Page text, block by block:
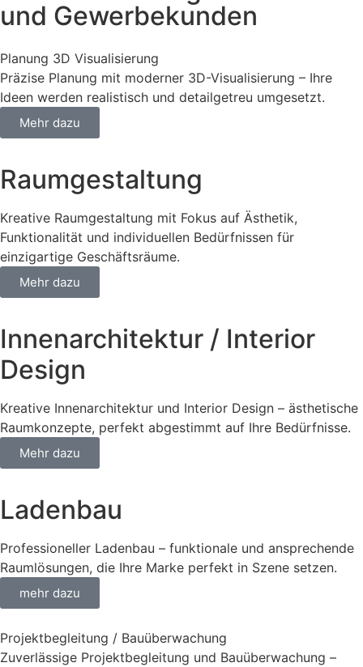
und Gewerbekunden
Planung 3D Visualisierung
Präzise Planung mit moderner 3D-Visualisierung – Ihre
Ideen werden realistisch und detailgetreu umgesetzt.
Mehr dazu
Raumgestaltung
Kreative Raumgestaltung mit Fokus auf Ästhetik,
Funktionalität und individuellen Bedürfnissen für
einzigartige Geschäftsräume.
Mehr dazu
⁠Innenarchitektur / Interior
Design
Kreative Innenarchitektur und Interior Design – ästhetische
Raumkonzepte, perfekt abgestimmt auf Ihre Bedürfnisse.
Mehr dazu
Ladenbau
Professioneller Ladenbau – funktionale und ansprechende
Raumlösungen, die Ihre Marke perfekt in Szene setzen.
mehr dazu
Projektbegleitung / Bauüberwachung
Zuverlässige Projektbegleitung und Bauüberwachung –